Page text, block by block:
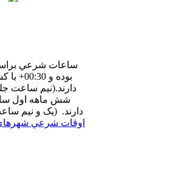
ساعات شرعي
بوده و
دارند.(نيم ساعت
دارند. (یک و نیم
اوقات شرعي